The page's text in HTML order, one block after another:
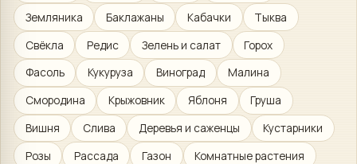
Земляника
Баклажаны Кабачки
Тыква
Свёкла
Редис Зелень и салат
Горох
Фасоль
Кукуруза Виноград
Малина
Смородина
Крыжовник Яблоня
Груша
Вишня
Слива Деревья и саженцы
Кустарники
Розы
Рассада Газон Комнатные растения